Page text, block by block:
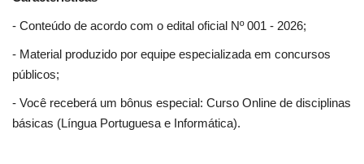
- Conteúdo de acordo com o edital oficial Nº 001 - 2026;
- Material produzido por equipe especializada em concursos
públicos;
- Você receberá um bônus especial: Curso Online de disciplinas
básicas (Língua Portuguesa e Informática).